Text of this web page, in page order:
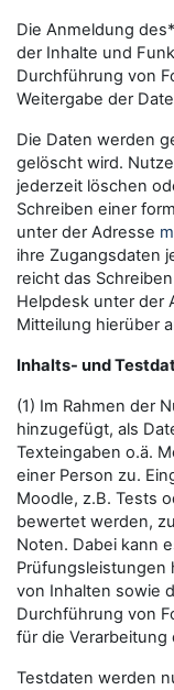
Die Anmeldung
der Inhalte und
Durchführung von
Weitergabe der
Die Daten werden
gelöscht wird.
jederzeit löschen
Schreiben einer
unter der Adresse
ihre Zugangsdaten
reicht das
Helpdesk unter der
Mitteilung hierüber
Inhalts- und
(1) Im Rahmen der
hinzugefügt, als
Texteingaben o.ä.
einer Person zu.
Moodle, z.B. Tests
bewertet werden,
Noten. Dabei kann
Prüfungsleistungen
von Inhalten sowie
Durchführung von
für die Verarbeitung
Testdaten werden